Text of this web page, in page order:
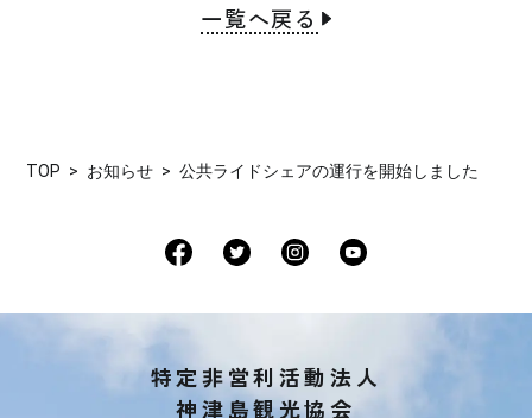
一覧へ戻る
TOP お知らせ 公共ライドシェアの運行を開始しました
特定非営利活動法人
神津島観光協会